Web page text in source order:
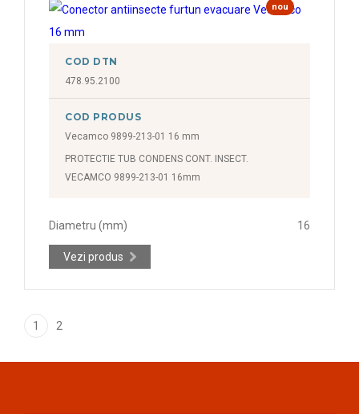
nou
COD DTN
478.95.2100
COD PRODUS
Vecamco 9899-213-01 16 mm
PROTECTIE TUB CONDENS CONT. INSECT.
VECAMCO 9899-213-01 16mm
Diametru (mm) 16
Vezi produs
1 2